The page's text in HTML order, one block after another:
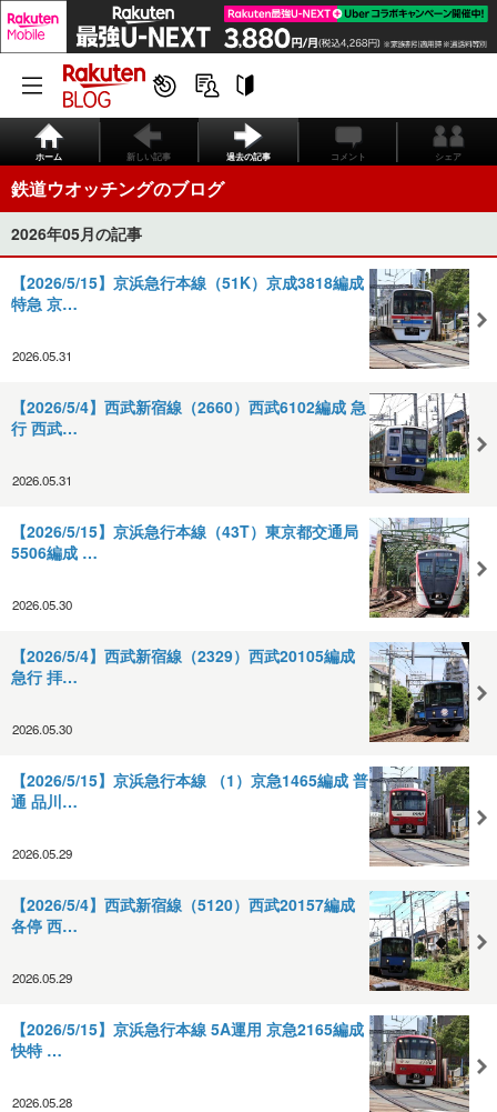
ホーム 新しい記事 過去の記事 コメント シェア
鉄道ウオッチングのブログ
2026年05月の記事
【2026/5/15】京浜急行本線（51K）京成3818編成
特急 京…
2026.05.31
【2026/5/4】西武新宿線（2660）西武6102編成 急
行 西武…
2026.05.31
【2026/5/15】京浜急行本線（43T）東京都交通局
5506編成 …
2026.05.30
【2026/5/4】西武新宿線（2329）西武20105編成
急行 拝…
2026.05.30
【2026/5/15】京浜急行本線 （1）京急1465編成 普
通 品川…
2026.05.29
【2026/5/4】西武新宿線（5120）西武20157編成
各停 西…
2026.05.29
【2026/5/15】京浜急行本線 5A運用 京急2165編成
快特 …
2026.05.28